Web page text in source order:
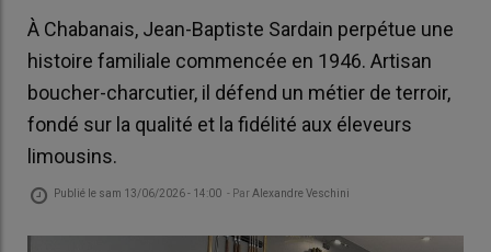
À Chabanais, Jean-Baptiste Sardain perpétue une
histoire familiale commencée en 1946. Artisan
boucher-charcutier, il défend un métier de terroir,
fondé sur la qualité et la fidélité aux éleveurs
limousins.
Publié le sam 13/06/2026 - 14:00 - Par Alexandre Veschini